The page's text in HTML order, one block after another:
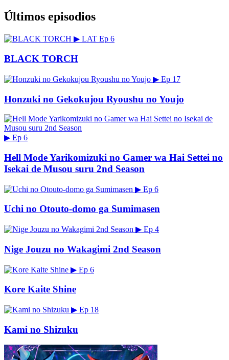
Últimos episodios
▶ LAT Ep 6
BLACK TORCH
▶ Ep 17
Honzuki no Gekokujou Ryoushu no Youjo
▶ Ep 6
Hell Mode Yarikomizuki no Gamer wa Hai Settei no
Isekai de Musou suru 2nd Season
▶ Ep 6
Uchi no Otouto-domo ga Sumimasen
▶ Ep 4
Nige Jouzu no Wakagimi 2nd Season
▶ Ep 6
Kore Kaite Shine
▶ Ep 18
Kami no Shizuku